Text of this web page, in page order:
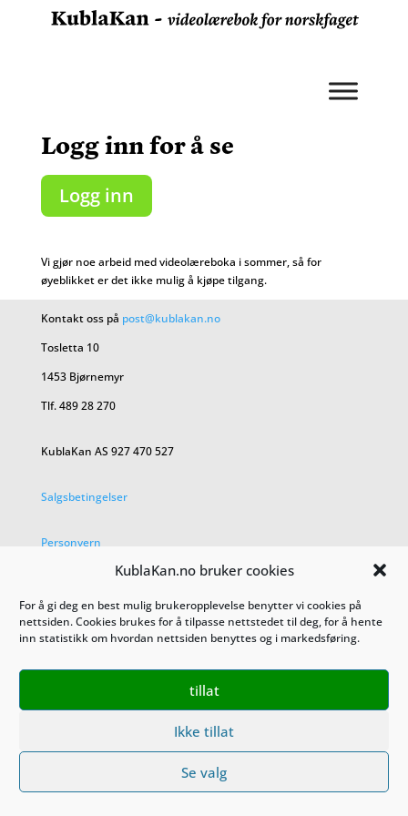
KublaKan.no bruker cookies
For å gi deg en best mulig brukeropplevelse benytter vi cookies på
nettsiden. Cookies brukes for å tilpasse nettstedet til deg, for å hente
inn statistikk om hvordan nettsiden benyttes og i markedsføring.
tillat
Ikke tillat
Se valg
Logg inn for å se
Logg inn
Vi gjør noe arbeid med videolæreboka i sommer, så for
øyeblikket er det ikke mulig å kjøpe tilgang.
Kontakt oss på post@kublakan.no
Tosletta 10
1453 Bjørnemyr
Tlf. 489 28 270
KublaKan AS 927 470 527
Salgsbetingelser
Personvern